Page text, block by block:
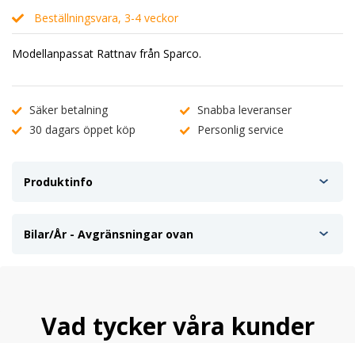
Beställningsvara, 3-4 veckor
Modellanpassat Rattnav från Sparco.
Säker betalning
Snabba leveranser
30 dagars öppet köp
Personlig service
Produktinfo
Bilar/År - Avgränsningar ovan
Vad tycker våra kunder